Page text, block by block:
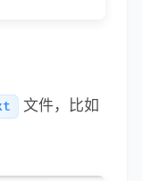
文件，比如